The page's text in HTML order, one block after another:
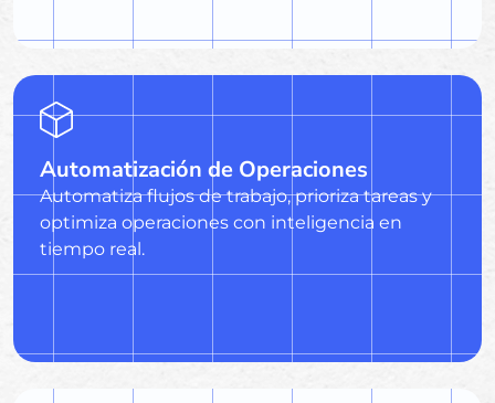
Automatización de Operaciones
Automatiza flujos de trabajo, prioriza tareas y
optimiza operaciones con inteligencia en
tiempo real.